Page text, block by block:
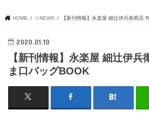
HOME ☆NEWS 【新刊情報】永楽屋 細辻伊兵衛商店
2020.01.10
【新刊情報】永楽屋 細辻伊
ま口バッグBOOK